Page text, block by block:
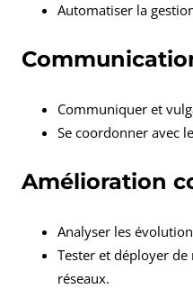
Automatiser la
Communiquer et
Se coordonner avec
Amélioration
Analyser les
Tester et déployer
réseaux.